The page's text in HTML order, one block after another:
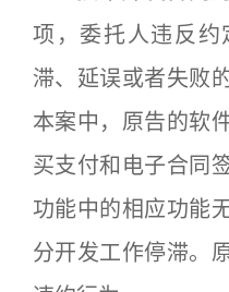
项，委托人违反
滞、延误或者失败
本案中，原告的软
买支付和电子合同
功能中的相应功能
分开发工作停滞。